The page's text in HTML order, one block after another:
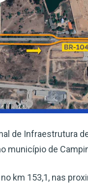
de Infraestrutura
município de
km 153,1, nas